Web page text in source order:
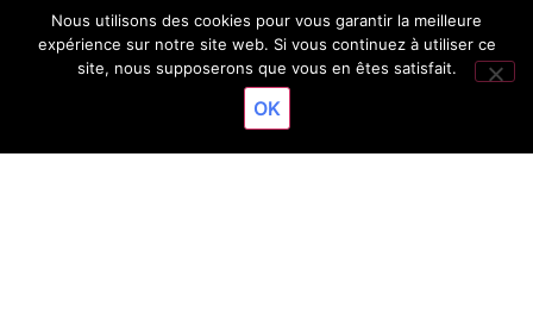
Contactez-nous
TAUX DE RÉUSSITE
Nous utilisons des cookies pour vous garantir la meilleure
expérience sur notre site web. Si vous continuez à utiliser ce
site, nous supposerons que vous en êtes satisfait.
OK